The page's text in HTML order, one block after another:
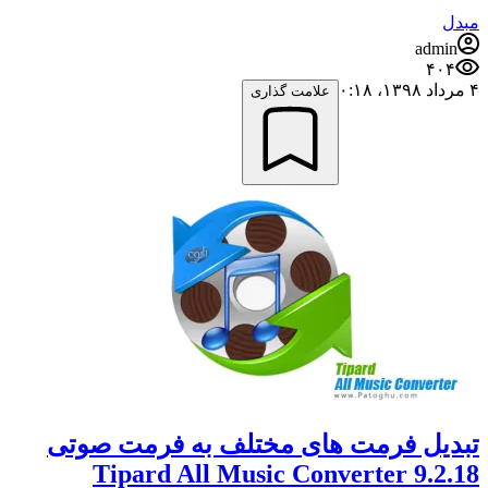
مبدل
admin
۴۰۴
۴ مرداد ۱۳۹۸،‏ ۰:۱۸
علامت گذاری
تبدیل فرمت های مختلف به فرمت صوتی
Tipard All Music Converter 9.2.18